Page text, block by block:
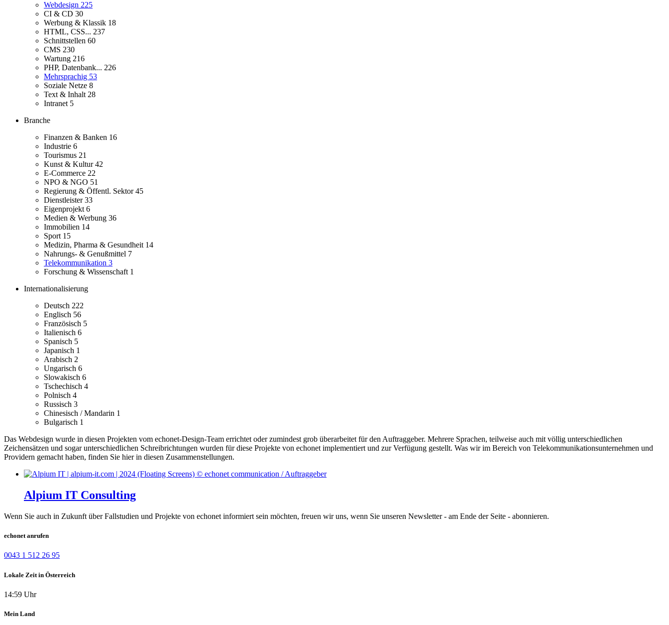
Webdesign 225
CI & CD 30
Werbung & Klassik 18
HTML, CSS... 237
Schnittstellen 60
CMS 230
Wartung 216
PHP, Datenbank... 226
Mehrsprachig 53
Soziale Netze 8
Text & Inhalt 28
Intranet 5
Branche
Finanzen & Banken 16
Industrie 6
Tourismus 21
Kunst & Kultur42
E-Commerce 22
NPO & NGO 51
Regierung & Öffentl. Sektor45
Dienstleister33
Eigenprojekt 6
Medien & Werbung 36
Immobilien 14
Sport 15
Medizin, Pharma & Gesundheit 14
Nahrungs- & Genußmittel 7
Telekommunikation 3
Forschung & Wissenschaft 1
Internationalisierung
Deutsch 222
Englisch 56
Französisch 5
Italienisch 6
Spanisch 5
Japanisch 1
Arabisch 2
Ungarisch 6
Slowakisch 6
Tschechisch 4
Polnisch 4
Russisch 3
Chinesisch / Mandarin 1
Bulgarisch 1
Das Webdesign wurde in diesen Projekten vom echonet-Design-Team errichtet oder zumindest grob überarbeitet für den Auftraggeber. Mehrere Sprachen, teilweise auch mit völlig unterschiedlichen
Zeichensätzen und sogar unterschiedlichen Schreibrichtungen wurden für diese Projekte von echonet implementiert und zur Verfügung gestellt. Was wir im Bereich von Telekommunikationsunternehmen und
Providern gemacht haben, finden Sie hier in diesen Zusammenstellungen.
Alpium IT Consulting
Wenn Sie auch in Zukunft über Fallstudien und Projekte von echonet informiert sein möchten, freuen wir uns, wenn Sie unseren Newsletter - am Ende der Seite - abonnieren.
echonet anrufen
0043 1 512 26 95
Lokale Zeit in Österreich
14:59 Uhr
Mein Land